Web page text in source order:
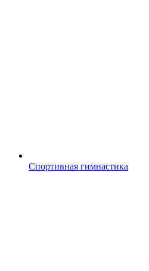
Спортивная гимнастика